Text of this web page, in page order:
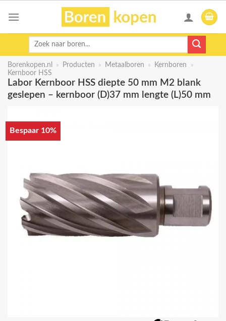
Zoeken
Borenkopen.nl » Producten » Metaalboren » Kernboren
»
Kernboor HSS
Labor Kernboor HSS diepte 50 mm M2 blank
geslepen – kernboor (D)37 mm lengte (L)50 mm
Bespaar 10%